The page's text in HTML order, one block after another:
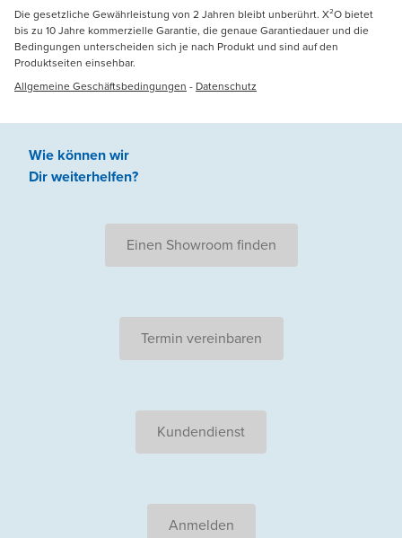
Die gesetzliche Gewährleistung von 2 Jahren bleibt unberührt. X²O bietet
bis zu 10 Jahre kommerzielle Garantie, die genaue Garantiedauer und die
Bedingungen unterscheiden sich je nach Produkt und sind auf den
Produktseiten einsehbar.
Allgemeine Geschäftsbedingungen - Datenschutz
Wie können wir
Dir weiterhelfen?
Einen Showroom finden
Termin vereinbaren
Kundendienst
Anmelden